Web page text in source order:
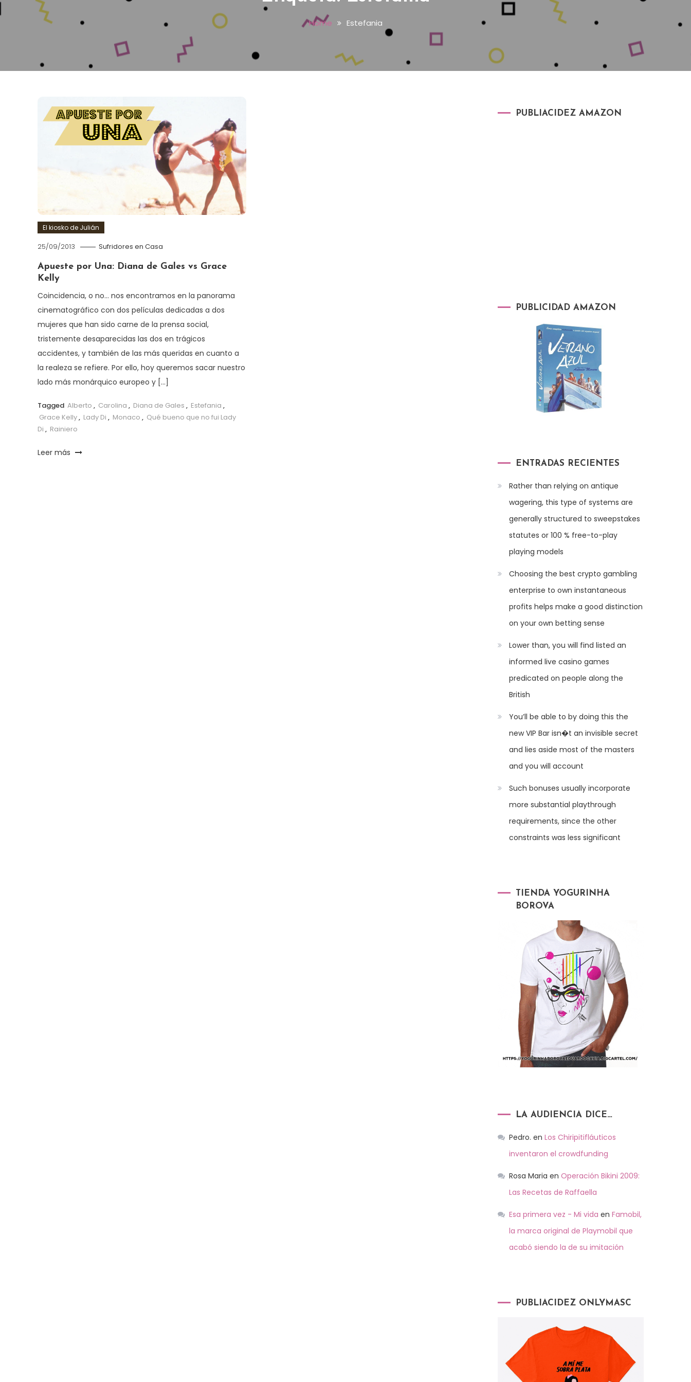
Home Estefania
El kiosko de Julián
25/09/2013 Sufridores en Casa
Apueste por Una: Diana de Gales vs Grace
Kelly
Coincidencia, o no… nos encontramos en la panorama
cinematográfico con dos películas dedicadas a dos
mujeres que han sido carne de la prensa social,
tristemente desaparecidas las dos en trágicos
accidentes, y también de las más queridas en cuanto a
la realeza se refiere. Por ello, hoy queremos sacar nuestro
lado más monárquico europeo y […]
Tagged Alberto , Carolina , Diana de Gales , Estefania ,
Grace Kelly, Lady Di , Monaco , Qué bueno que no fui Lady
Di , Rainiero
Leer más
PUBLIACIDEZ AMAZON
PUBLICIDAD AMAZON
ENTRADAS RECIENTES
Rather than relying on antique
wagering, this type of systems are
generally structured to sweepstakes
statutes or 100 % free-to-play
playing models
Choosing the best crypto gambling
enterprise to own instantaneous
profits helps make a good distinction
on your own betting sense
Lower than, you will find listed an
informed live casino games
predicated on people along the
British
You’ll be able to by doing this the
new VIP Bar isn�t an invisible secret
and lies aside most of the masters
and you will account
Such bonuses usually incorporate
more substantial playthrough
requirements, since the other
constraints was less significant
TIENDA YOGURINHA
BOROVA
LA AUDIENCIA DICE…
Pedro. en Los Chiripitifláuticos
inventaron el crowdfunding
Rosa Maria en Operación Bikini 2009:
Las Recetas de Raffaella
Esa primera vez - Mi vida en Famobil,
la marca original de Playmobil que
acabó siendo la de su imitación
PUBLIACIDEZ ONLYMASC